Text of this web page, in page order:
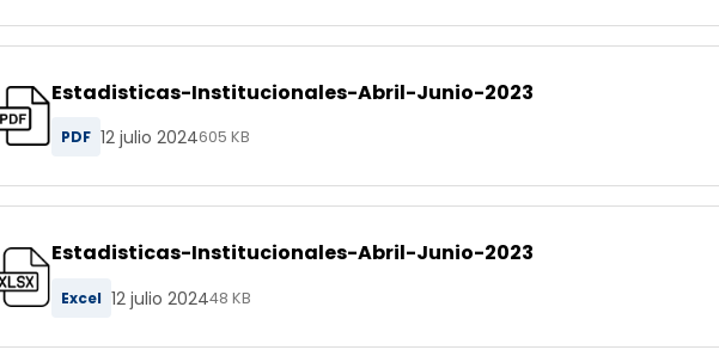
Estadisticas-Institucionales-Abril-Junio-2023
PDF 12 julio 2024605 KB
Estadisticas-Institucionales-Abril-Junio-2023
Excel 12 julio 202448 KB